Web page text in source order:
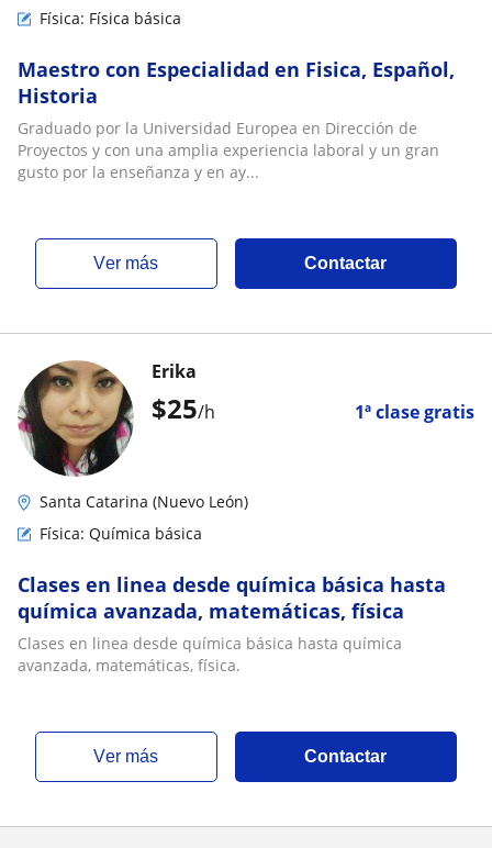
Física: Física básica
Maestro con Especialidad en Fisica, Español,
Historia
Graduado por la Universidad Europea en Dirección de
Proyectos y con una amplia experiencia laboral y un gran
gusto por la enseñanza y en ay...
ver más Contactar
$25/h 1ª clase gratis
Erika
Santa Catarina (Nuevo León)
Física: Química básica
Clases en linea desde química básica hasta
química avanzada, matemáticas, física
Clases en linea desde química básica hasta química
avanzada, matemáticas, física.
ver más Contactar